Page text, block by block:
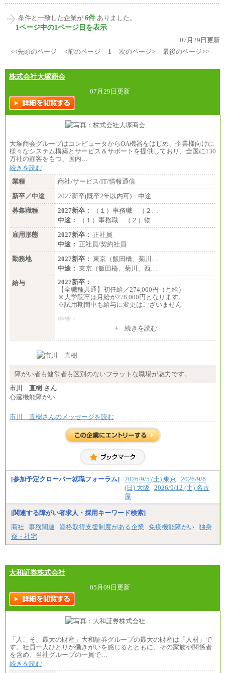
条件と一致した企業が 6件 ありました。
1ページ中の1ページ目を表示
07月29日更新
<<先頭のページ
<前のページ 1 次のページ> 最後のページ>>
株式会社大塚商会
07月29日更新
大塚商会グループはコンピュータからOA機器をはじめ、企業様向けに
様々なシステム構築とサービス＆サポートを提供しており、全国に130
万社の顧客をもつ、国内…
続きを読む
業種
商社/サービス/IT/情報通信
新卒／中途
2027新卒(既卒2年以内可)・中途
募集職種
2027新卒：
（１）事務職 （２…
中途：
（１）事務職 （２）物…
雇用形態
2027新卒： 正社員
中途： 正社員/契約社員
勤務地
2027新卒： 東京（飯田橋、菊川…
中途： 東京（飯田橋、菊川、西…
給与
2027新卒：
【全職種共通】初任給／274,000円（月給）
※大学院卒は月給が278,000円となります。
※試用期間中も給与に変更はございません
中途：
（１）～（４）274,000円（月給）～
※経験・年齢などを考慮のうえ、当社規程により優
※業務内容・勤務形態に応じて、上記給与の範囲内
※試用期間中も給与に変更はございません
+ 続きを読む
障がい者も健常者も区別のないフラットな職場が魅力です。
市川 直樹 さん
心臓機能障がい
市川 直樹さんのメッセージを読む
[参加予定クローバー就職フォーラム] 2026/9/5 (土) 東京 2026/9/6
(日) 大阪
2026/9/12 (土) 名古
屋
[関連する障がい者求人・採用キーワード検索]
商社
事務関連 資格取得支援制度がある企業 免疫機能障がい 独身
寮・社宅
大和証券株式会社
05月09日更新
「人こそ、最大の財産」大和証券グループの最大の財産は「人材」で
す。社員一人ひとりが働きがいを感じるとともに、その家族や関係者
を含め、当社グループの一員で…
続きを読む